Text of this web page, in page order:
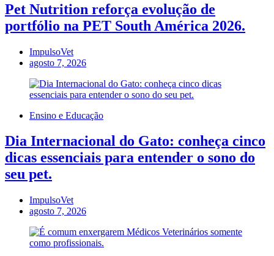
Pet Nutrition reforça evolução de
portfólio na PET South América 2026.
ImpulsoVet
agosto 7, 2026
Ensino e Educação
Dia Internacional do Gato: conheça cinco
dicas essenciais para entender o sono do
seu pet.
ImpulsoVet
agosto 7, 2026